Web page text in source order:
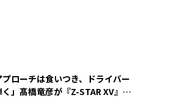
プローチは食いつき、ドライバー
く」髙橋竜彦が『Z-STAR XV』を